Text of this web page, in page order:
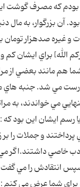
بودم که مصرف گوشت
آن بزرگوار، به مال
غيره صدهزار تومان
براي ايشان کم و
هم مانند بعضي از
درست مي شد. جنبه هاي
مي خواندند، به
ايشان اين بود که :
و جملات را بر
،ادب خاصي
انتقادش را مي گفت